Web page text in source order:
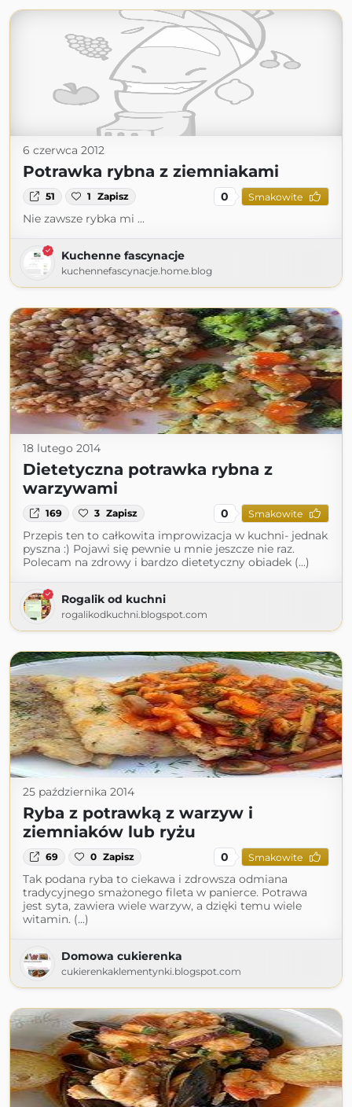
6 czerwca 2012
Potrawka rybna z ziemniakami
51 1 Zapisz 0 Smakowite
Nie zawsze rybka mi ...
Kuchenne fascynacje
kuchennefascynacje.home.blog
18 lutego 2014
Dietetyczna potrawka rybna z
warzywami
169 3 Zapisz 0 Smakowite
Przepis ten to całkowita improwizacja w kuchni- jednak
pyszna :) Pojawi się pewnie u mnie jeszcze nie raz.
Polecam na zdrowy i bardzo dietetyczny obiadek (...)
Rogalik od kuchni
rogalikodkuchni.blogspot.com
25 października 2014
Ryba z potrawką z warzyw i
ziemniaków lub ryżu
69 0 Zapisz 0 Smakowite
Tak podana ryba to ciekawa i zdrowsza odmiana
tradycyjnego smażonego fileta w panierce. Potrawa
jest syta, zawiera wiele warzyw, a dzięki temu wiele
witamin. (...)
Domowa cukierenka
cukierenkaklementynki.blogspot.com